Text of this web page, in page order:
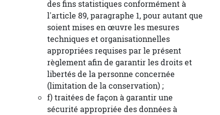
des fins statistiques conformément à
l'article 89, paragraphe 1, pour autant que
soient mises en œuvre les mesures
techniques et organisationnelles
appropriées requises par le présent
règlement afin de garantir les droits et
libertés de la personne concernée
(limitation de la conservation) ;
f) traitées de façon à garantir une
sécurité appropriée des données à